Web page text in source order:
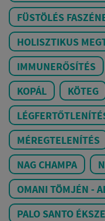
FÜSTÖLÉS
HOLISZTIKUS
IMMUNERŐSÍTÉS
KOPÁL
KÖTEG
MÉREGTELENÍTÉS
NAG CHAMPA
OMANI TÖMJÉN -
PALO SANTO